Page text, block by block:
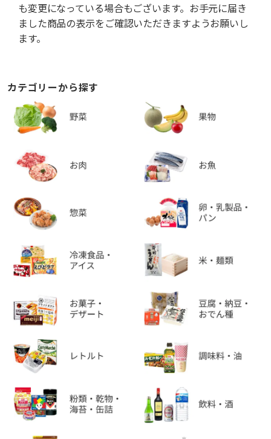
も変更になっている場合もございます。お手元に届き
ました商品の表示をご確認いただきますようお願いし
ます。
カテゴリーから探す